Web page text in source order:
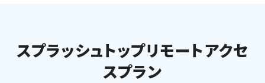
スプラッシュトップリモートアクセ
スプラン